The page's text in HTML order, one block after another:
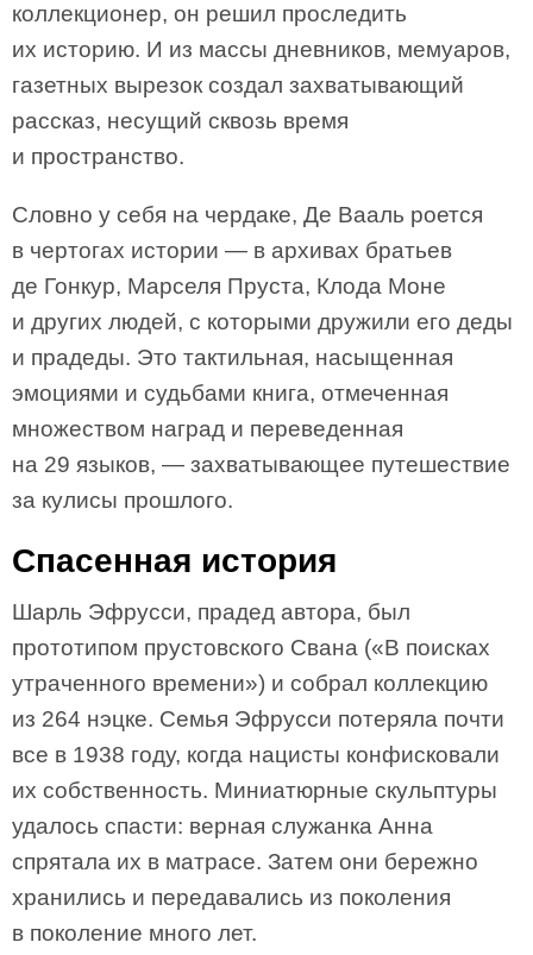
коллекционер, он решил проследить
их историю. И из массы дневников, мемуаров,
газетных вырезок создал захватывающий
рассказ, несущий сквозь время
и пространство.
Словно у себя на чердаке, Де Вааль роется
в чертогах истории — в архивах братьев
де Гонкур, Марселя Пруста, Клода Моне
и других людей, с которыми дружили его деды
и прадеды. Это тактильная, насыщенная
эмоциями и судьбами книга, отмеченная
множеством наград и переведенная
на 29 языков, — захватывающее путешествие
за кулисы прошлого.
Спасенная история
Шарль Эфрусси, прадед автора, был
прототипом прустовского Свана («В поисках
утраченного времени») и собрал коллекцию
из 264 нэцке. Семья Эфрусси потеряла почти
все в 1938 году, когда нацисты конфисковали
их собственность. Миниатюрные скульптуры
удалось спасти: верная служанка Анна
спрятала их в матрасе. Затем они бережно
хранились и передавались из поколения
в поколение много лет.